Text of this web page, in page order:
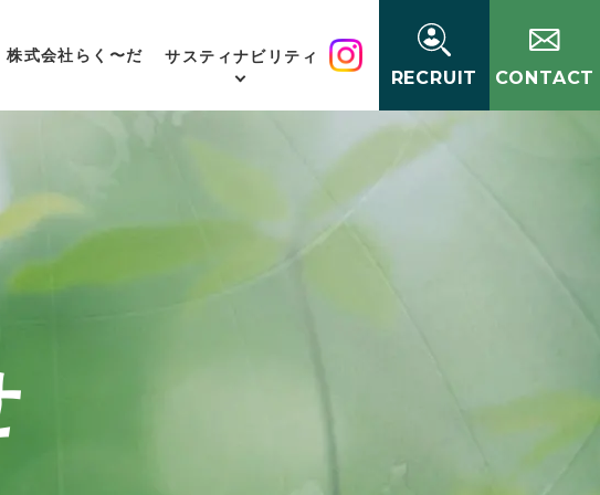
株式会社らく〜だ サスティナビリティ
RECRUIT CONTACT